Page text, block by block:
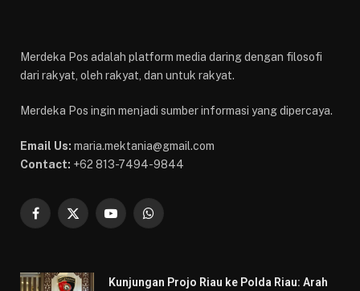
Merdeka Pos adalah platform media daring dengan filosofi
dari rakyat, oleh rakyat, dan untuk rakyat.
Merdeka Pos ingin menjadi sumber informasi yang dipercaya.
Email Us: maria.mektania@gmail.com
Contact: +62 813-7494-9844
Facebook
X
YouTubeWhatsApp
Kunjungan Projo Riau ke Polda Riau: Arah